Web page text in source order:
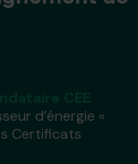
d’énergie «
Certificats